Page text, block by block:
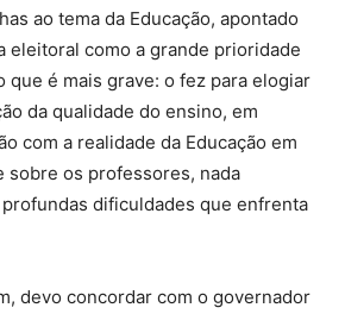
ao tema da Educação, apontado
eleitoral como a grande prioridade
que é mais grave: o fez para elogiar
da qualidade do ensino, em
com a realidade da Educação em
sobre os professores, nada
dificuldades que enfrenta
devo concordar com o governador